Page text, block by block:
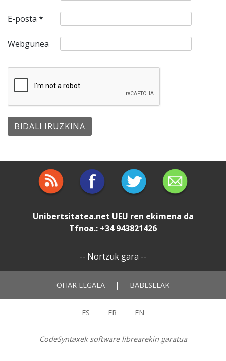
E-posta *
Webgunea
Unibertsitatea.net UEU ren ekimena da
Tfnoa.: +34 943821426
-- Nortzuk gara --
OHAR LEGALA | BABESLEAK
ES FR EN
CodeSyntaxek software librearekin garatua